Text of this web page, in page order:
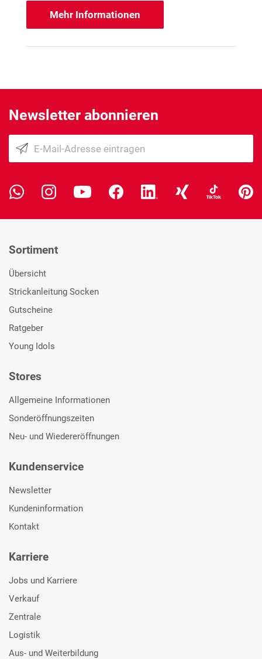
Mehr Informationen
Newsletter abonnieren
Sortiment
Übersicht
Strickanleitung Socken
Gutscheine
Ratgeber
Young Idols
Stores
Allgemeine Informationen
Sonderöffnungszeiten
Neu- und Wiedereröffnungen
Kundenservice
Newsletter
Kundeninformation
Kontakt
Karriere
Jobs und Karriere
Verkauf
Zentrale
Logistik
Aus- und Weiterbildung